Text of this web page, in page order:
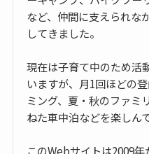
など、仲間に支えられな
してきました。
現在は子育て中のため活
いますが、月1回ほどの
ミング、夏・秋のファミ
ねた車中泊などを楽しん
このWebサイトは2009